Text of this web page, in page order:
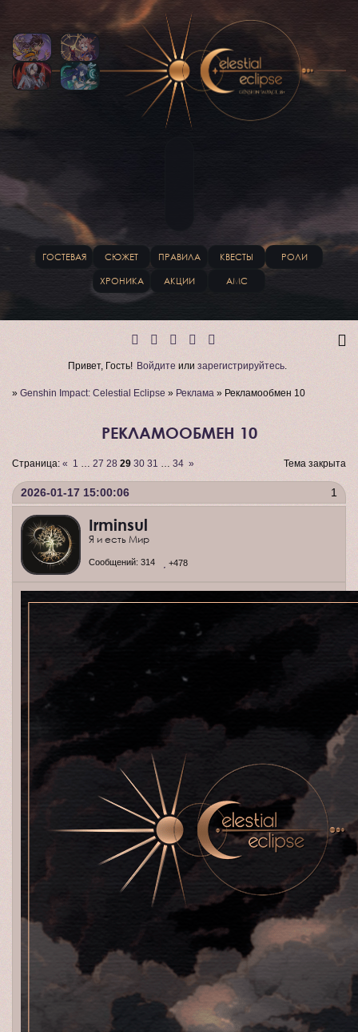
ГОСТЕВАЯ СЮЖЕТ ПРАВИЛА КВЕСТЫ РОЛИ
ХРОНИКА АКЦИИ АМС
Привет, Гость! Войдите или зарегистрируйтесь.
» Genshin Impact: Celestial Eclipse » Реклама » Рекламообмен 10
РЕКЛАМООБМЕН 10
Страница: « 1 … 27 28 29 30 31 … 34 » Тема закрыта
1
2026-01-17 15:00:06
Irminsul
Я и есть Мир
Сообщений: 314 +478